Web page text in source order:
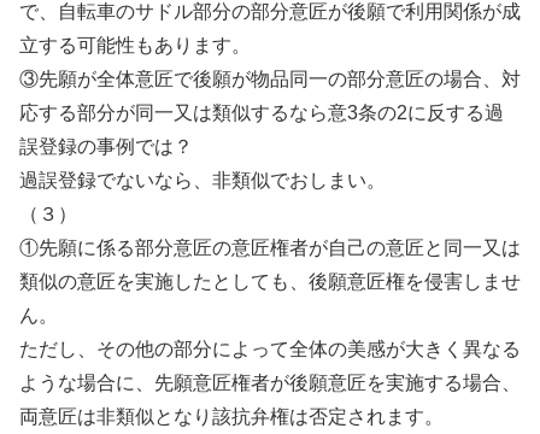
で、自転車のサドル部分の部分意匠が後願で利用関係が成
立する可能性もあります。
③先願が全体意匠で後願が物品同一の部分意匠の場合、対
応する部分が同一又は類似するなら意3条の2に反する過
誤登録の事例では？
過誤登録でないなら、非類似でおしまい。
（３）
①先願に係る部分意匠の意匠権者が自己の意匠と同一又は
類似の意匠を実施したとしても、後願意匠権を侵害しませ
ん。
ただし、その他の部分によって全体の美感が大きく異なる
ような場合に、先願意匠権者が後願意匠を実施する場合、
両意匠は非類似となり該抗弁権は否定されます。